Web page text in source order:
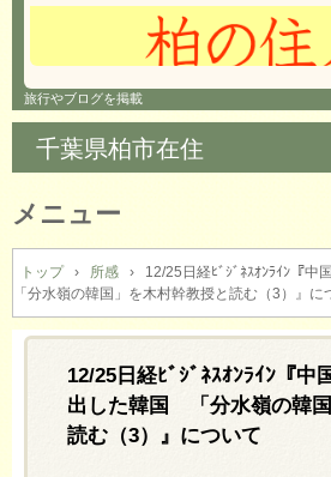
旅行やブログを掲載
千葉県柏市在住
メニュー
コ
ン
テ
ン
ツ
トップ › 所感 ›
12/25日経ﾋﾞｼﾞﾈｽｵﾝﾗｲﾝ『
「分水嶺の韓国」を木村幹教授と読む（3）』に
12/25日経ﾋﾞｼﾞﾈｽｵﾝﾗｲﾝ『中
出した韓国 「分水嶺の韓
読む（3）』について